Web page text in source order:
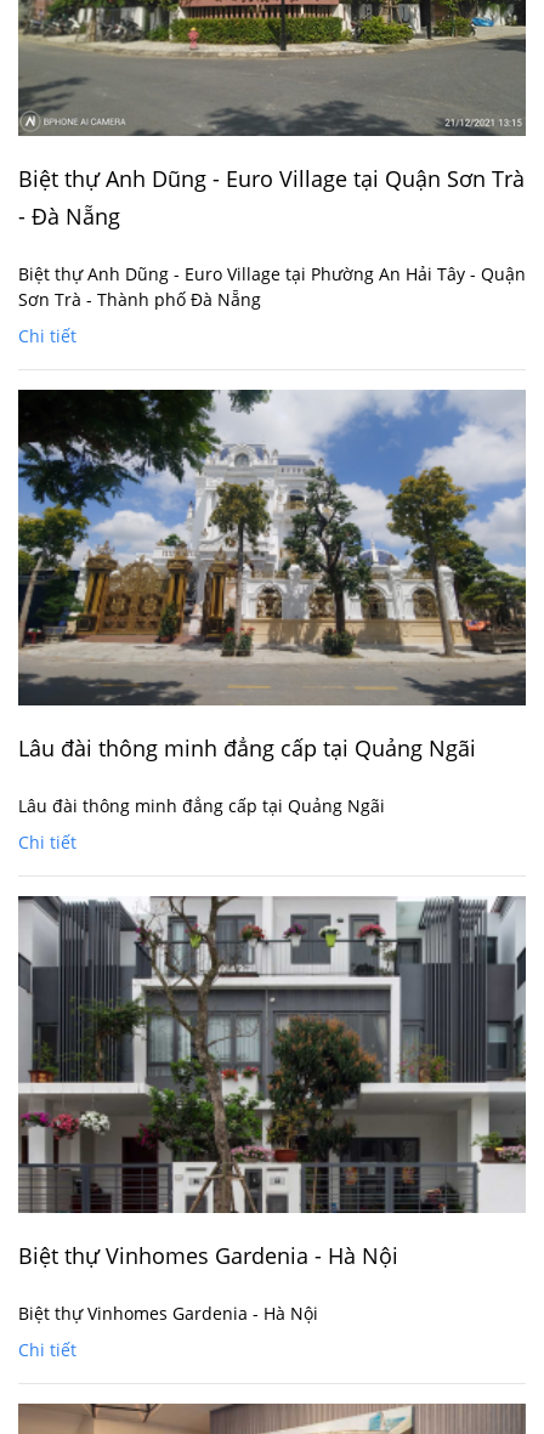
Biệt thự Anh Dũng - Euro Village tại Quận Sơn Trà
- Đà Nẵng
Biệt thự Anh Dũng - Euro Village tại Phường An Hải Tây - Quận
Sơn Trà - Thành phố Đà Nẵng
Chi tiết
Lâu đài thông minh đẳng cấp tại Quảng Ngãi
Lâu đài thông minh đẳng cấp tại Quảng Ngãi
Chi tiết
Biệt thự Vinhomes Gardenia - Hà Nội
Biệt thự Vinhomes Gardenia - Hà Nội
Chi tiết